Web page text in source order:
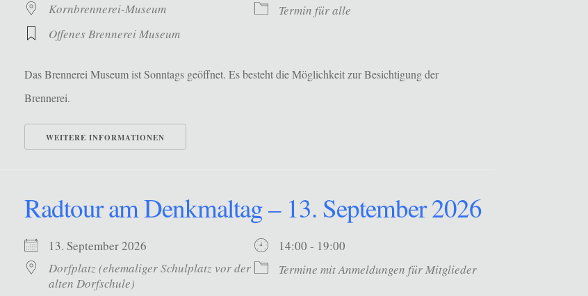
Kornbrennerei-Museum
Termin für alle
Offenes Brennerei Museum
Das Brennerei Museum ist Sonntags geöffnet. Es besteht die Möglichkeit zur Besichtigung der
Brennerei.
WEITERE INFORMATIONEN
Radtour am Denkmaltag – 13. September 2026
13. September 2026
14:00 - 19:00
Dorfplatz (ehemaliger Schulplatz vor der
alten Dorfschule)
Termine mit Anmeldungen für Mitglieder